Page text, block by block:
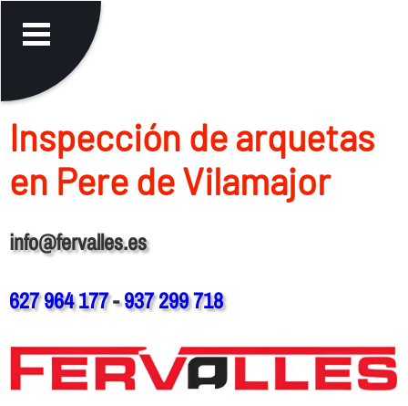
Inspección de arquetas
en Pere de Vilamajor
info@fervalles.es
627 964 177-937 299 718